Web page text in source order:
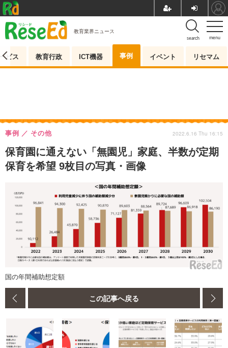
menu
search
教育業界ニュース
ビス 教育行政 ICT機器 事例 イベント リセマム
保育園に通えない「無園児」家庭、半数が定期
保育を希望 9枚目の写真・画像
事例 その他 2022.6.16 Thu 16:15
国の年間補助想定額
この記事へ戻る